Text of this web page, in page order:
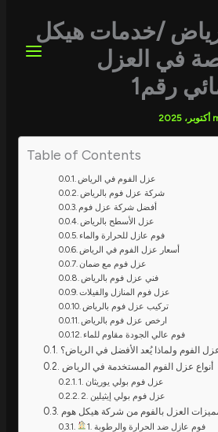
/خدمات هيكل
في العزل
رقم1
Table of Contents
عزل الفوم في الرياض
شركة عزل فوم بالرياض
أفضل شركة عزل فوم
عزل الأسطح بالرياض
فوم عازل للحرارة والماء
أسعار عزل الفوم في الرياض
عزل فوم مع ضمان
فني عزل فوم بالرياض
عزل فوم المنازل والفيلات
تركيب عزل فوم بالرياض
ارخص عزل فوم بالرياض
فوم عالي الجودة مقاوم للماء
الفوم ولماذا يُعد الأفضل في الرياض؟
أنواع عزل الفوم المستخدمة في الرياض
1. عزل فوم بولي يوريثان
2. عزل فوم بولي إيثيلين
العزل بالفوم من شركة هيكل هوم
1. فوم عازل ضد الحرارة والرطوبة